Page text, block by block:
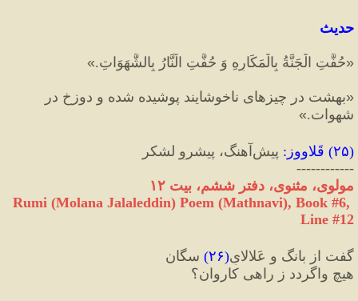
حدیث
«حُفَّتِ الْجَنَّةُ بِالْمَكَارِهِ وَ حُفَّتِ الْنَّارُ بِالشَّهَوَاتِ.»
«
شهوات.»
(۲۵) قَلاووز : پیش‌آهنگ، پیشروِ لشکر
------------
مولوی، مثنوی، دفتر ششم، بیت ۱۲
Rumi (Molana Jalaleddin) Poem (Mathnavi), Book #6,
Line #12
گفت از بانگ و عَلالایِ(۲۶) سگان
هیچ واگردد ز راهی کاروان؟